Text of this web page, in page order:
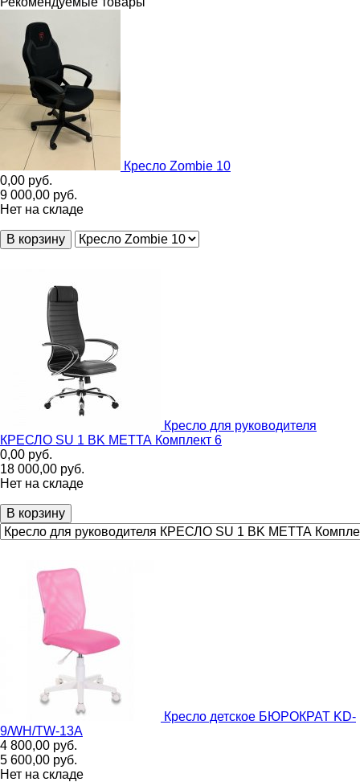
Кресло Zombie 10
0,00 руб.
9 000,00 руб.
Нет на складе
В корзину
Кресло для руководителя
КРЕСЛО SU 1 BK МЕТТА Комплект 6
0,00 руб.
18 000,00 руб.
Нет на складе
В корзину
Кресло детское БЮРОКРАТ KD-
9/WH/TW-13A
4 800,00 руб.
5 600,00 руб.
Нет на складе